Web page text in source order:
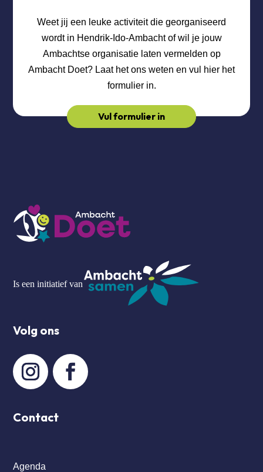
Weet jij een leuke activiteit die georganiseerd
wordt in Hendrik-Ido-Ambacht of wil je jouw
Ambachtse organisatie laten vermelden op
Ambacht Doet? Laat het ons weten en vul hier het
formulier in.
Vul formulier in
Is een initiatief van
Volg ons
Contact
Agenda